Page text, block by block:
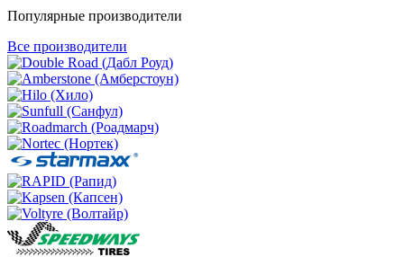
Популярные производители
Все производители